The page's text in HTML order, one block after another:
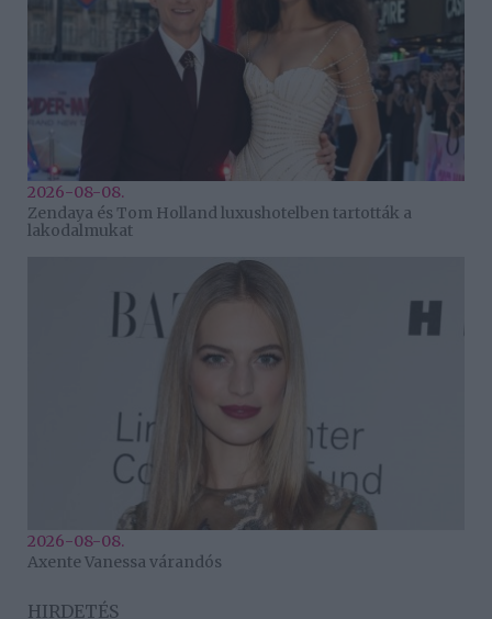
2026-08-08.
Zendaya és Tom Holland luxushotelben tartották a
lakodalmukat
2026-08-08.
Axente Vanessa várandós
HIRDETÉS